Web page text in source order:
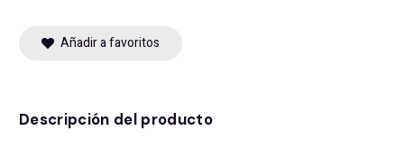
Añadir a favoritos
Descripción del producto